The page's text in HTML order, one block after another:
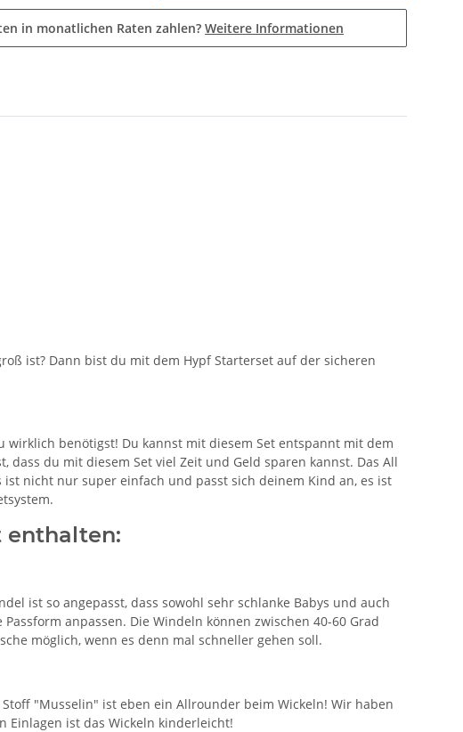
in monatlichen Raten zahlen? Weitere Informationen
ist? Dann bist du mit dem Hypf Starterset auf der sicheren
wirklich benötigst! Du kannst mit diesem Set entspannt mit dem
du mit diesem Set viel Zeit und Geld sparen kannst. Das All
nicht nur super einfach und passt sich deinem Kind an, es ist
enthalten:
ist so angepasst, dass sowohl sehr schlanke Babys und auch
anpassen. Die Windeln können zwischen 40-60 Grad
möglich, wenn es denn mal schneller gehen soll.
"Musselin" ist eben ein Allrounder beim Wickeln! Wir haben
Einlagen ist das Wickeln kinderleicht!